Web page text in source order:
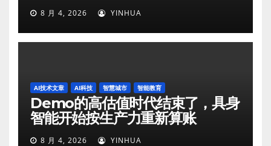
8 月 4, 2026 YINHUA
AI技术文章 AI科技 智慧城市 智能教育
Demo的高估值时代结束了，具身
智能开始按生产力重新算账
8 月 4, 2026 YINHUA